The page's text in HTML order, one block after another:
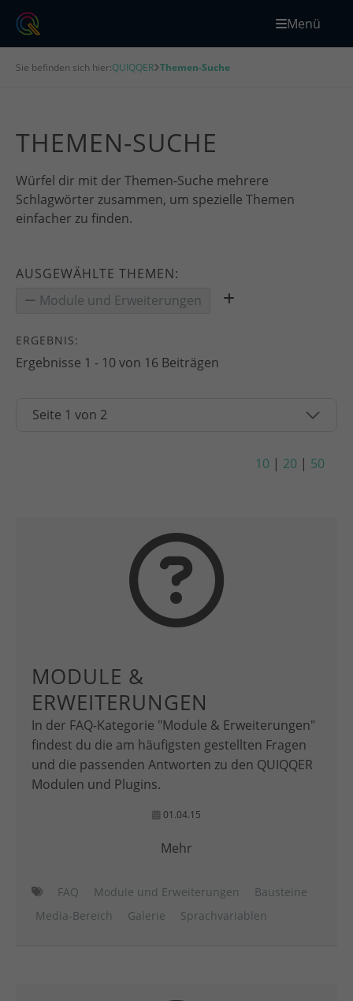
Menü
Sie befinden sich hier:QUIQQER Themen-Suche
THEMEN-SUCHE
Würfel dir mit der Themen-Suche mehrere
Schlagwörter zusammen, um spezielle Themen
einfacher zu finden.
AUSGEWÄHLTE THEMEN:
Module und Erweiterungen
ERGEBNIS:
Ergebnisse 1 - 10 von 16 Beiträgen
10 | 20 | 50
MODULE &
ERWEITERUNGEN
In der FAQ-Kategorie "Module & Erweiterungen"
findest du die am häufigsten gestellten Fragen
und die passenden Antworten zu den QUIQQER
Modulen und Plugins.
01.04.15
Mehr
FAQ Module und Erweiterungen
Bausteine
Media-Bereich
Galerie Sprachvariablen